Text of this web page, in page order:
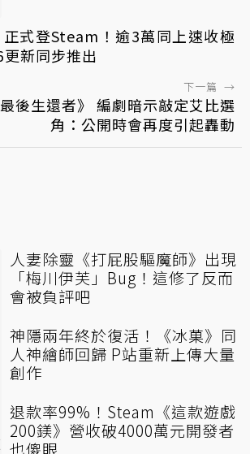
正式登Steam！逾3萬同上速收極
新同步推出
下一篇 →
後生還者》 編劇暗示敲定艾比選
角：公開時會再度引起轟動
人妻除靈《打屁股驅魔師》出現
「梅川伊芙」Bug！這修了反而
會被負評吧
神隱兩年終於復活！《冰菓》同
人神繪師回歸 P站重新上傳大量
創作
退款率99%！Steam《這款遊戲
200鎂》營收破4000萬元開發者
也傻眼